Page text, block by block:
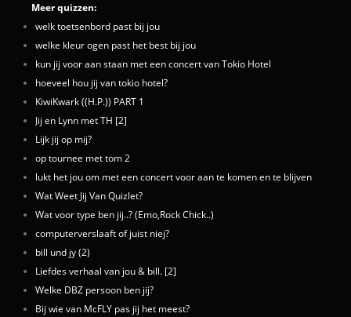
Meer quizzen:
welk toetsenbord past bij jou
welke kleur ogen past het best bij jou
kun jij voor aan staan met een concert van Tokio Hotel
hoeveel hou jij van tokio hotel?
KiwiKwark ((H.P.)) PART 1
Jij en Lynn met TH [2]
Lijk jij op mij?
op tournee met tom 2
lukt het jou om met een concert voor aan te komen en te blijven
Wat Weet Jij Van Quizlet?
Wat voor type ben jij..? (Emo,Rock Chick..)
computerverslaaft of juist niej?
bill und jy (2)
Liefdes verhaal van jou & bill. [2]
Welke DBZ persoon ben jij?
Bij wie van McFLY pas jij het meest?